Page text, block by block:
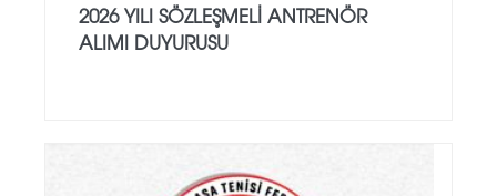
2026 YILI SÖZLEŞMELI ANTRENÖR
ALIMI DUYURUSU